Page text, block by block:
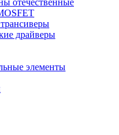
отечественные
драйверы
элементы